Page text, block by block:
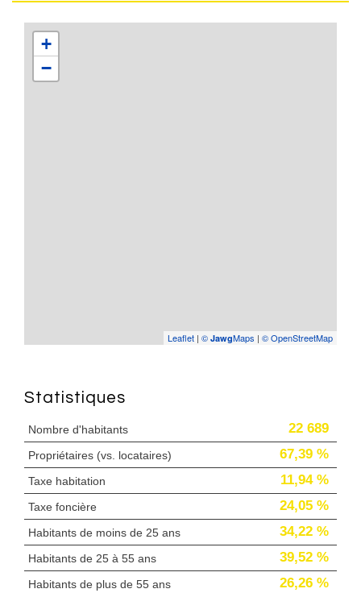
+
−
Leaflet | © JawgMaps | © OpenStreetMap
Statistiques
Nombre d'habitants 22 689
Propriétaires (vs. locataires) 67,39 %
Taxe habitation 11,94 %
Taxe foncière 24,05 %
Habitants de moins de 25 ans 34,22 %
Habitants de 25 à 55 ans 39,52 %
Habitants de plus de 55 ans 26,26 %